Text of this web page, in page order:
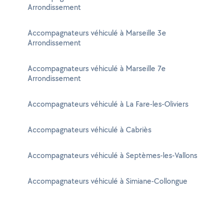
Arrondissement
Accompagnateurs véhiculé à Marseille 3e
Arrondissement
Accompagnateurs véhiculé à Marseille 7e
Arrondissement
Accompagnateurs véhiculé à La Fare-les-Oliviers
Accompagnateurs véhiculé à Cabriès
Accompagnateurs véhiculé à Septèmes-les-Vallons
Accompagnateurs véhiculé à Simiane-Collongue